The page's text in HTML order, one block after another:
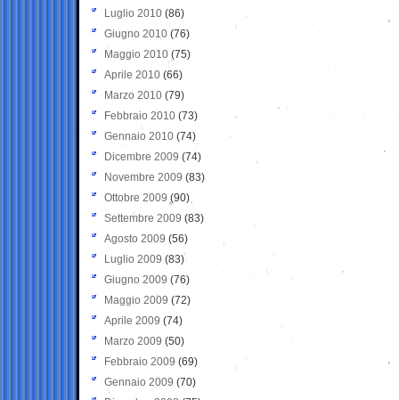
Luglio 2010 (86)
Giugno 2010 (76)
Maggio 2010 (75)
Aprile 2010 (66)
Marzo 2010 (79)
Febbraio 2010 (73)
Gennaio 2010 (74)
Dicembre 2009 (74)
Novembre 2009 (83)
Ottobre 2009 (90)
Settembre 2009 (83)
Agosto 2009 (56)
Luglio 2009 (83)
Giugno 2009 (76)
Maggio 2009 (72)
Aprile 2009 (74)
Marzo 2009 (50)
Febbraio 2009 (69)
Gennaio 2009 (70)